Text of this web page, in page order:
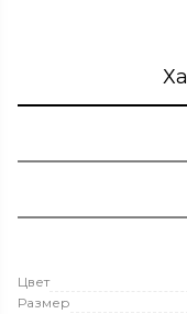
Цвет
Размер